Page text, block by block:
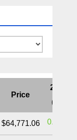
Price
24H
(%)
$64,771.06 0.99%